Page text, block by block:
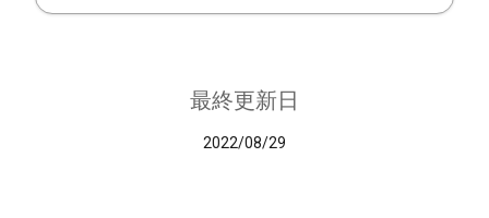
最終更新日
2022/08/29